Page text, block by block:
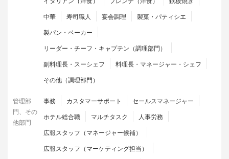
中華
寿司職人 宴会調理
製菓・パティシエ
製パン・ベーカー
リーダー・チーフ・キャプテン（調理部門）
副料理長・スーシェフ
料理長・マネージャー・シェフ
その他（調理部門）
管理部
門、その
他部門
事務 カスタマーサポート
セールスマネージャー
ホテル総合職
マルチタスク
人事労務
広報スタッフ（マネージャー候補）
広報スタッフ（マーケティング担当）